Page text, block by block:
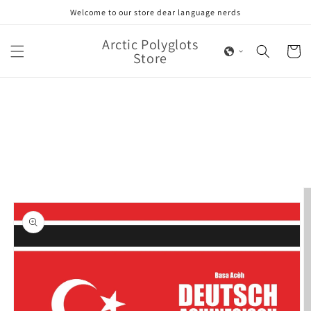
Welcome to our store dear language nerds
Arctic Polyglots
Store Cart